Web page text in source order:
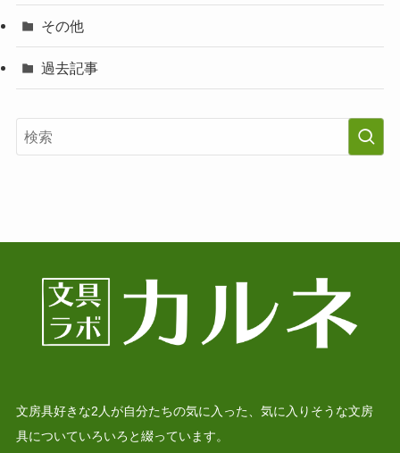
その他
過去記事
文房具好きな2人が自分たちの気に入った、気に入りそうな文房
具についていろいろと綴っています。